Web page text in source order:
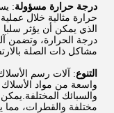
درجة حرارة مسؤولة:
حرارة مثالية خلال
الذي يمكن أن يؤثر
درجة الحرارة، وتضمن
مشاكل ذات الصلة
التنوع: آلات رسم
واسعة من مواد الأسلاك
والسبائك
مختلفة والقطرات، مما